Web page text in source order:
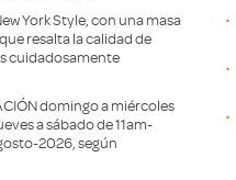
York Style, con una masa
resalta la calidad de
cuidadosamente
domingo a miércoles
a sábado de 11am-
2026, según